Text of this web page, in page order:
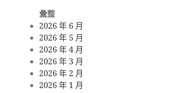
彙整
2026 年 6 月
2026 年 5 月
2026 年 4 月
2026 年 3 月
2026 年 2 月
2026 年 1 月